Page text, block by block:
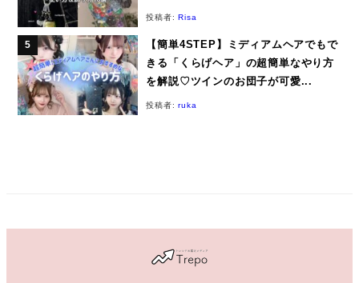
投稿者:Risa
【簡単4STEP】ミディアムヘアでもで
きる「くらげヘア」の超簡単なやり方
を解説♡ツインのお団子が可愛...
投稿者:ruka